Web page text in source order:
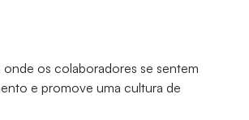
os colaboradores se sentem
e promove uma cultura de